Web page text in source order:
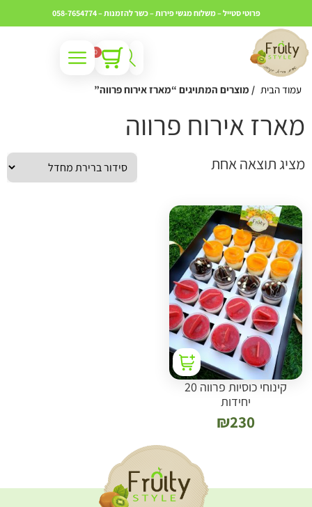
פרוטי סטייל – משלוח מגשי פירות – כשרלהזמנות – 058-7654774
0
עמוד הבית / מוצרים המתויגים “מארז אירוח פרווה”
אירוח פרווה
תוצאה אחת
קינוחי כוסיות פרווה 20
יחידות
₪230